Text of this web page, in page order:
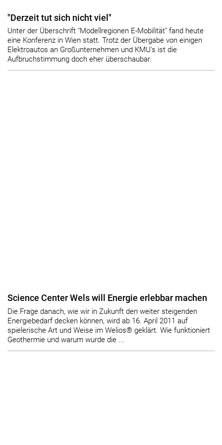
"Derzeit tut sich nicht viel"
Unter der Überschrift "Modellregionen E-Mobilität" fand heute
eine Konferenz in Wien statt. Trotz der Übergabe von einigen
Elektroautos an Großunternehmen und KMU's ist die
Aufbruchstimmung doch eher überschaubar.
Science Center Wels will Energie erlebbar machen
Die Frage danach, wie wir in Zukunft den weiter steigenden
Energiebedarf decken können, wird ab 16. April 2011 auf
spielerische Art und Weise im Welios® geklärt. Wie funktioniert
Geothermie und warum wurde die ...